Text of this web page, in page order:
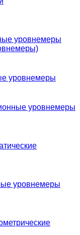
уровнемеры
уровнемеры
уровнемеры
уровнемеры